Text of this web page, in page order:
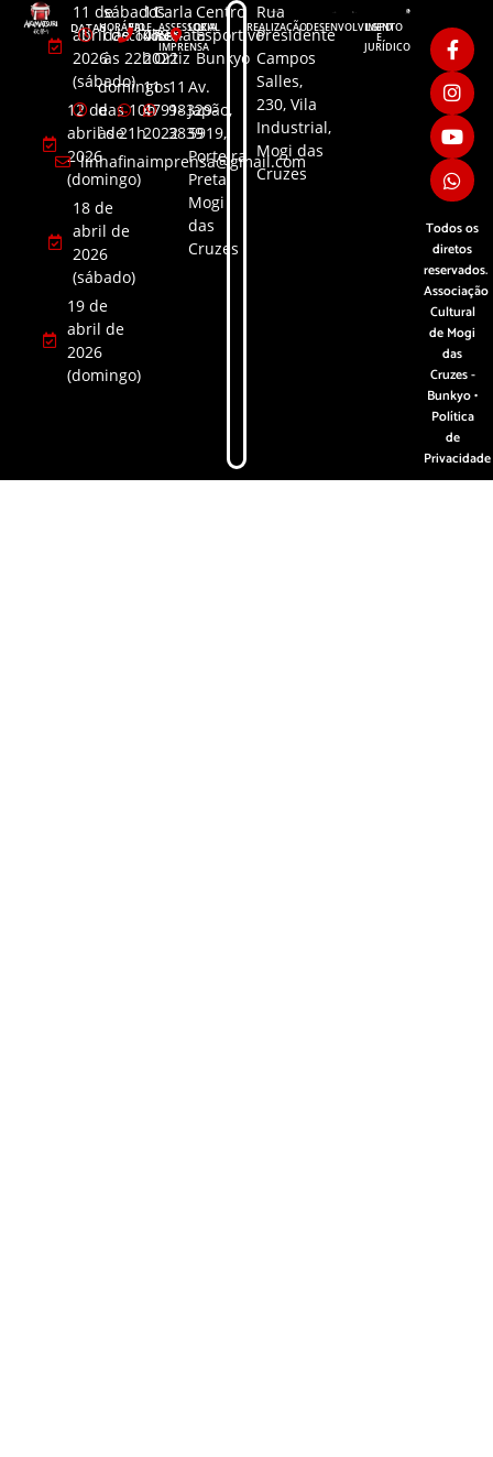
DATAS
11 de
abril de
2026
(sábado)
12 de
abril de
2026
(domingo)
18 de
abril de
2026
(sábado)
19 de
abril de
2026
(domingo)
HORÁRIO
sábados
das 10h
às 22h
domingos
das 10h
às 21h
FALE
CONOSCO
11
4791-
2022
11
4791-
2022
ASSESSORIA
DE
IMPRENSA
Carla
Renata
Ortiz
11
98329-
3839​
linhafinaimprensa@gmail.com
LOCAL
Centro
Esportivo
Bunkyo
Av.
Japão,
5919,
Porteira
Preta,
Mogi
das
Cruzes
REALIZAÇÃO
Rua
Presidente
Campos
Salles,
230, Vila
Industrial,
Mogi das
Cruzes
DESENVOLVIMENTO
LGPD
E
JURÍDICO
Todos os
diretos
reservados.
Associação
Cultural
de Mogi
das
Cruzes -
Bunkyo •
Política
de
Privacidade